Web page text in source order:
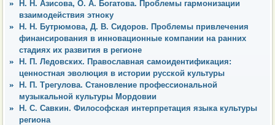
Н. Н. Азисова, О. А. Богатова. Проблемы гармонизации
взаимодействия этноку
Н. Н. Бутрюмова, Д. В. Сидоров. Проблемы привлечения
финансирования в инновационные компании на ранних
стадиях их развития в регионе
Н. П. Ледовских. Православная самоидентификация:
ценностная эволюция в истории русской культуры
Н. П. Трегулова. Становление профессиональной
музыкальной культуры Мордовии
Н. С. Савкин. Философская интерпретация языка культуры
региона